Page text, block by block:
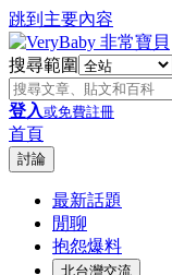
跳到主要內容
搜尋範圍
登入或免費註冊
首頁
討論
最新話題
閒聊
抱怨爆料
北台灣交流